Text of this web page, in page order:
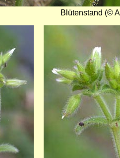
Blütenstand (©